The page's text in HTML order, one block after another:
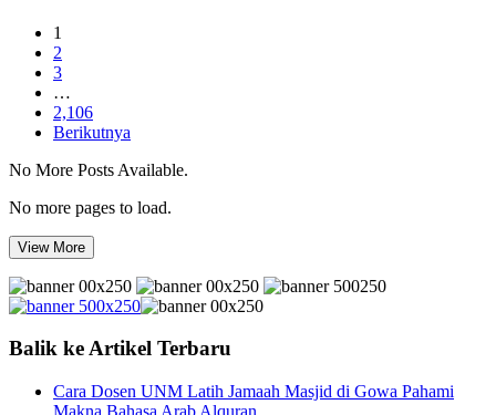
1
2
3
…
2,106
Berikutnya
No More Posts Available.
No more pages to load.
View More
Balik ke Artikel Terbaru
Cara Dosen UNM Latih Jamaah Masjid di Gowa Pahami